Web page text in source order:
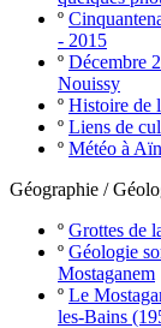
º
- 2015
º Décembre
Nouissy
º Histoire de
º Liens de
º Météo à
Géographie /
º Grottes de
º Géologie
Mostaganem
º Le
les-Bains